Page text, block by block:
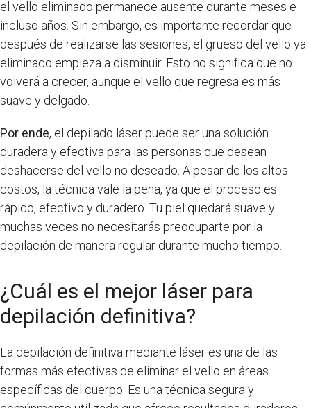
el vello eliminado permanece ausente durante meses e
incluso años. Sin embargo, es importante recordar que
después de realizarse las sesiones, el grueso del vello ya
eliminado empieza a disminuir. Esto no significa que no
volverá a crecer, aunque el vello que regresa es más
suave y delgado.
Por ende, el depilado láser puede ser una solución
duradera y efectiva para las personas que desean
deshacerse del vello no deseado. A pesar de los altos
costos, la técnica vale la pena, ya que el proceso es
rápido, efectivo y duradero. Tu piel quedará suave y
muchas veces no necesitarás preocuparte por la
depilación de manera regular durante mucho tiempo.
¿Cuál es el mejor láser para
depilación definitiva?
La depilación definitiva mediante láser es una de las
formas más efectivas de eliminar el vello en áreas
específicas del cuerpo. Es una técnica segura y